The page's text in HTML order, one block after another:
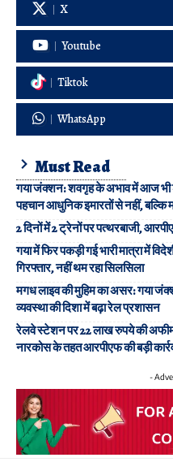
X
Youtube
Tiktok
WhatsApp
Must Read
गया जंक्शन: शवगृह के अभाव में आज भी
पहचान आधुनिक इमारतों से नहीं, बल्कि
2 दिनों में 2 ट्रेनों पर पत्थरबाजी,
गया में फिर पकड़ी गई भारी मात्रा में
गिरफ्तार, नहीं थम रहा सिलसिला
मगध लाइव की मुहिम का असर: गया
व्यवस्था की दिशा में बढ़ा रेल प्रशासन
रेलवे स्टेशन पर 22 लाख रुपये की
नारकोस के तहत आरपीएफ की बड़ी
-